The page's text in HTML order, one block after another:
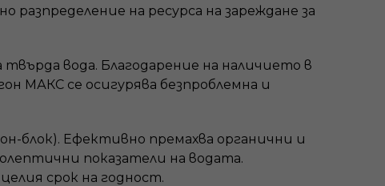
разпределение на ресурса на зареждане за
вода. Благодарение на наличието в
МАКС се осигурява безпроблемна и
блок). Ефективно премахва органични и
показатели на водата.
срок на годност.